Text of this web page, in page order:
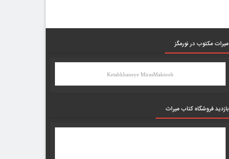
میرات مکتوب در نورمگز
Ketabkhaneye MirasMaktoob
بازدید فروشگاه کتاب میراث